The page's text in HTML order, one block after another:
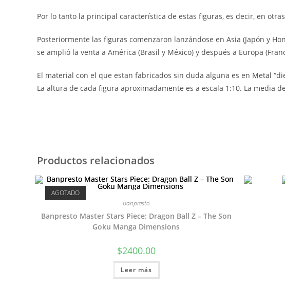
Por lo tanto la principal característica de estas figuras, es decir, en
Posteriormente las figuras comenzaron lanzándose en Asia (Japón y
se amplió la venta a América (Brasil y México) y después a Europa
El material con el que estan fabricados sin duda alguna es en Metal
La altura de cada figura aproximadamente es a escala 1:10. La media
Productos relacionados
AGOTADO
Banpresto
Banpresto Master Stars Piece: Dragon Ball Z – The Son
Goku Manga Dimensions
$2400.00
Leer más